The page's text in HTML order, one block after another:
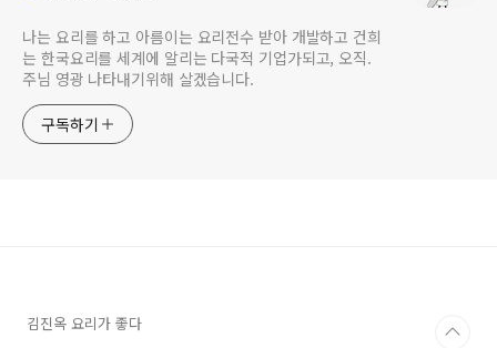
나는 요리를 하고 아름이는 요리전수 받아 개발하고 건희
는 한국요리를 세계에 알리는 다국적 기업가되고, 오직.
주님 영광 나타내기위해 살겠습니다.
구독하기
김진옥 요리가 좋다